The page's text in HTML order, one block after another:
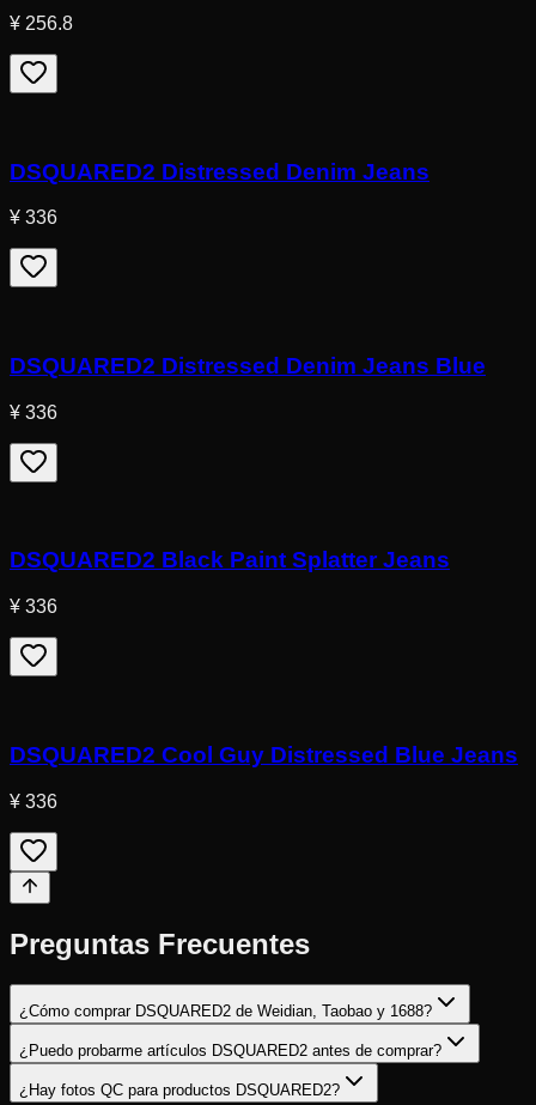
¥ 256.8
DSQUARED2 Distressed Denim Jeans
¥ 336
DSQUARED2 Distressed Denim Jeans Blue
¥ 336
DSQUARED2 Black Paint Splatter Jeans
¥ 336
DSQUARED2 Cool Guy Distressed Blue Jeans
¥ 336
Preguntas Frecuentes
¿Cómo comprar DSQUARED2 de Weidian, Taobao y 1688?
¿Puedo probarme artículos DSQUARED2 antes de comprar?
¿Hay fotos QC para productos DSQUARED2?